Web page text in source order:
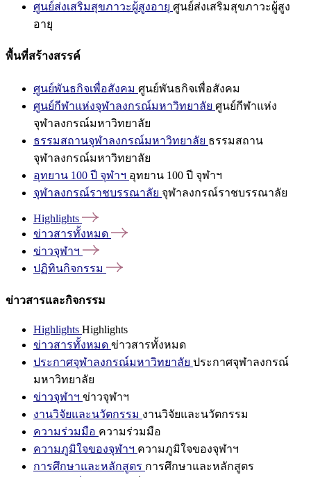
ศูนย์ส่งเสริมสุขภาวะผู้สูงอายุ ศูนย์ส่งเสริมสุขภาวะผู้สูง
อายุ
พื้นที่สร้างสรรค์
ศูนย์พันธกิจเพื่อสังคม ศูนย์พันธกิจเพื่อสังคม
ศูนย์กีฬาแห่งจุฬาลงกรณ์มหาวิทยาลัย ศูนย์กีฬาแห่ง
จุฬาลงกรณ์มหาวิทยาลัย
ธรรมสถานจุฬาลงกรณ์มหาวิทยาลัย ธรรมสถาน
จุฬาลงกรณ์มหาวิทยาลัย
อุทยาน 100 ปี จุฬาฯ อุทยาน 100 ปี จุฬาฯ
จุฬาลงกรณ์ราชบรรณาลัย จุฬาลงกรณ์ราชบรรณาลัย
Highlights
ข่าวสารทั้งหมด
ข่าวจุฬาฯ
ปฏิทินกิจกรรม
ข่าวสารและกิจกรรม
Highlights Highlights
ข่าวสารทั้งหมด ข่าวสารทั้งหมด
ประกาศจุฬาลงกรณ์มหาวิทยาลัย ประกาศจุฬาลงกรณ์
มหาวิทยาลัย
ข่าวจุฬาฯ ข่าวจุฬาฯ
งานวิจัยและนวัตกรรม งานวิจัยและนวัตกรรม
ความร่วมมือ ความร่วมมือ
ความภูมิใจของจุฬาฯ ความภูมิใจของจุฬาฯ
การศึกษาและหลักสูตร การศึกษาและหลักสูตร